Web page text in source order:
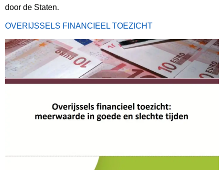
door de Staten.
OVERIJSSELS FINANCIEEL TOEZICHT